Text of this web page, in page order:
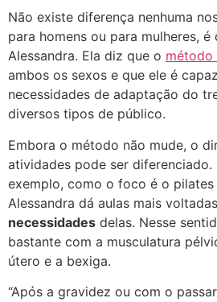
Não existe diferença nenhuma
para homens ou para mulheres, é
Alessandra. Ela diz que o método
ambos os sexos e que ele é
necessidades de adaptação do
diversos tipos de público.
Embora o método não mude, o
atividades pode ser
exemplo, como o foco é o pilates
Alessandra dá aulas mais
necessidades delas. Nesse
bastante com a musculatura
útero e a bexiga.
“Após a gravidez ou com o